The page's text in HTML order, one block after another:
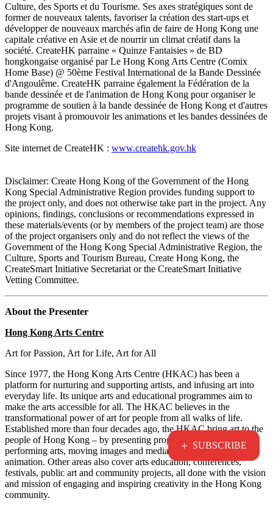
+ SUBSCRIBE
Culture, des Sports et du Tourisme. Ses axes stratégiques sont de
former de nouveaux talents, favoriser la création des start-ups et
développer de nouveaux marchés afin de faire de Hong Kong une
capitale créative en Asie et de nourrir un climat créatif dans la
société. CreateHK parraine « Quinze Fantaisies » de BD
hongkongaise organisé par Le Hong Kong Arts Centre (Comix
Home Base) @ 50ème Festival International de la Bande Dessinée
d'Angoulême. CreateHK parraine également la Fédération de la
bande dessinée et de l'animation de Hong Kong pour organiser le
programme de soutien à la bande dessinée de Hong Kong et d'autres
projets visant à promouvoir les animations et les bandes dessinées de
Hong Kong.
Site internet de CreateHK : www.createhk.gov.hk
Disclaimer: Create Hong Kong of the Government of the Hong
Kong Special Administrative Region provides funding support to
the project only, and does not otherwise take part in the project. Any
opinions, findings, conclusions or recommendations expressed in
these materials/events (or by members of the project team) are those
of the project organisers only and do not reflect the views of the
Government of the Hong Kong Special Administrative Region, the
Culture, Sports and Tourism Bureau, Create Hong Kong, the
CreateSmart Initiative Secretariat or the CreateSmart Initiative
Vetting Committee.
About the Presenter
Hong Kong Arts Centre
Art for Passion, Art for Life, Art for All
Since 1977, the Hong Kong Arts Centre (HKAC) has been a
platform for nurturing and supporting artists, and infusing art into
everyday life. Its unique arts and educational programmes aim to
make the arts accessible for all. The HKAC believes in the
transformational power of art for people from all walks of life.
Established more than four decades ago, the HKAC bring art to the
people of Hong Kong – by presenting programmes for visual arts,
performing arts, moving images and media arts, comics and
animation. Other areas also cover arts education, conferences,
festivals, public art and community projects, all done with the vision
and mission of engaging and inspiring creativity in the Hong Kong
community.